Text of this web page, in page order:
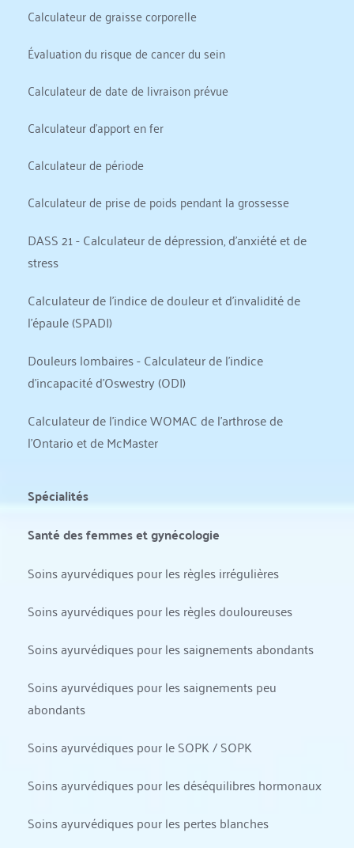
Calculateur de graisse corporelle
Évaluation du risque de cancer du sein
Calculateur de date de livraison prévue
Calculateur d'apport en fer
Calculateur de période
Calculateur de prise de poids pendant la grossesse
DASS 21 - Calculateur de dépression, d'anxiété et de
stress
Calculateur de l'indice de douleur et d'invalidité de
l'épaule (SPADI)
Douleurs lombaires - Calculateur de l'indice
d'incapacité d'Oswestry (ODI)
Calculateur de l'indice WOMAC de l'arthrose de
l'Ontario et de McMaster
Spécialités
Santé des femmes et gynécologie
Soins ayurvédiques pour les règles irrégulières
Soins ayurvédiques pour les règles douloureuses
Soins ayurvédiques pour les saignements abondants
Soins ayurvédiques pour les saignements peu
abondants
Soins ayurvédiques pour le SOPK / SOPK
Soins ayurvédiques pour les déséquilibres hormonaux
Soins ayurvédiques pour les pertes blanches